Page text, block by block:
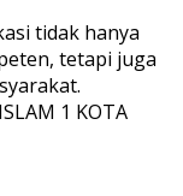
tidak hanya
tetapi juga
1 KOTA